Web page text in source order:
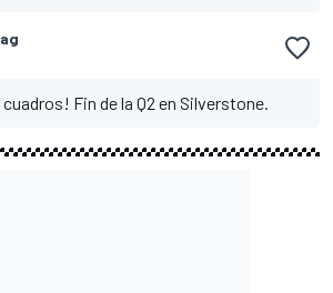
cuadros! Fin de la Q2 en Silverstone.